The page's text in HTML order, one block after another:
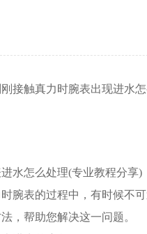
触真力时腕表出现进水怎
怎么处理(专业教程分享)
表的过程中，有时候不可
，帮助您解决这一问题。